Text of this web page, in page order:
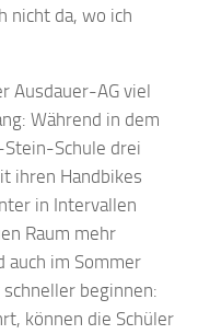
nicht da, wo ich
Ausdauer-AG viel
Während in dem
Schule drei
ihren Handbikes
in Intervallen
Raum mehr
auch im Sommer
beginnen:
können die Schüler